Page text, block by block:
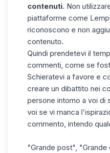
contenuti. Non
piattaforme come
riconoscono e non
contenuto.
Quindi prendetevi il
commenti, come se
Schieratevi a favore e
creare un dibattito nei
persone intorno a voi di
voi se vi manca
commento, intendo
"Grande post",